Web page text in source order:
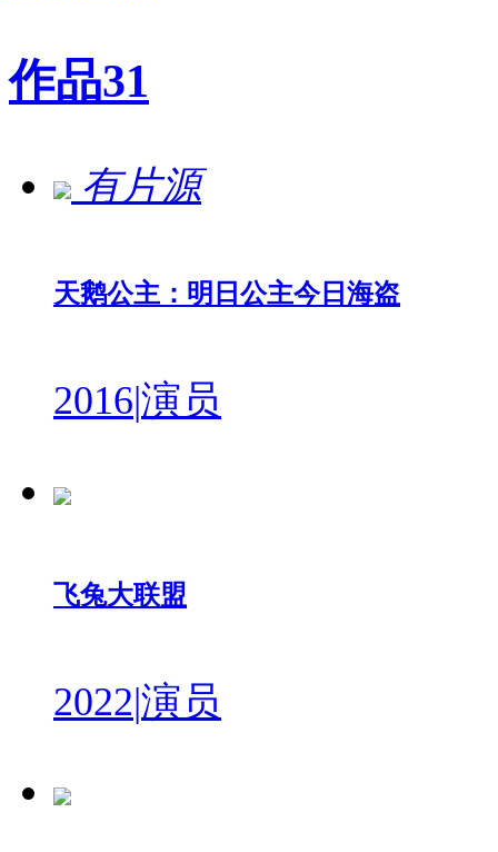
作品31
有片源
天鹅公主：明日公主今日海盗
2016|演员
飞兔大联盟
2022|演员